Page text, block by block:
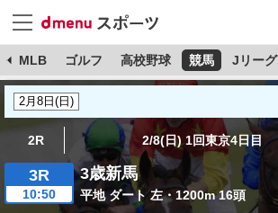
MLB ゴルフ 高校野球 競馬 Jリーグ
2R 2/8(日) 1回東京4日目
3R
10:50
3歳新馬
平地 ダート 左・1200m 16頭